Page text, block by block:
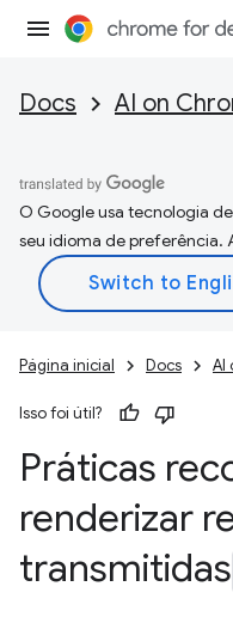
Docs AI on
O Google usa tecnologia
seu idioma de preferência.
Página inicial Docs AI
Isso foi útil?
Práticas
renderizar
transmitidas